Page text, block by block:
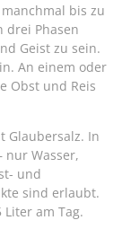
bis zu
drei Phasen
Geist zu sein.
An einem oder
Obst und Reis
Glaubersalz. In
nur Wasser,
und
sind erlaubt.
am Tag.